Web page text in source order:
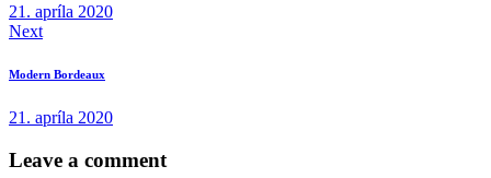
21. apríla 2020
Next
Modern Bordeaux
21. apríla 2020
Leave a comment